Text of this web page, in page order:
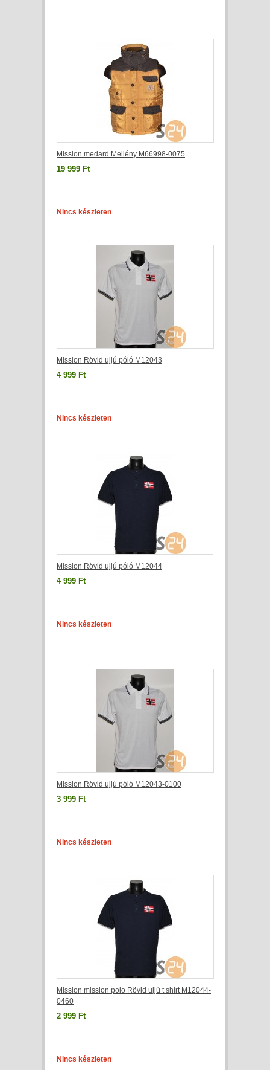
Mission medard Mellény M66998-0075
19 999 Ft
Nincs készleten
Mission Rövid ujjú póló M12043
4 999 Ft
Nincs készleten
Mission Rövid ujjú póló M12044
4 999 Ft
Nincs készleten
Mission Rövid ujjú póló M12043-0100
3 999 Ft
Nincs készleten
Mission mission polo Rövid ujjú t shirt M12044-
0460
2 999 Ft
Nincs készleten